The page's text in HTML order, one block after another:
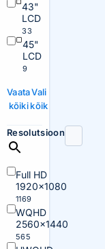
43"
LCD
33
45"
LCD
9
Vaata
kõiki
Vali
kõik
Resolutsioon
Full HD
1920×1080
1169
WQHD
2560×1440
565